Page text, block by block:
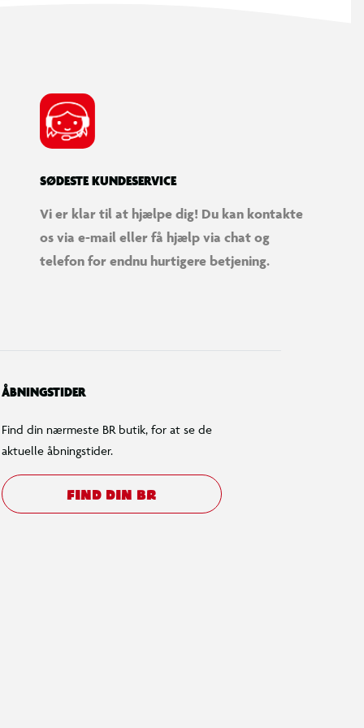
SØDESTE KUNDESERVICE
Vi er klar til at hjælpe dig! Du kan kontakte
os via e-mail eller få hjælp via chat og
telefon for endnu hurtigere betjening.
ÅBNINGSTIDER
Find din nærmeste BR butik, for at se de
aktuelle åbningstider.
FIND DIN BR